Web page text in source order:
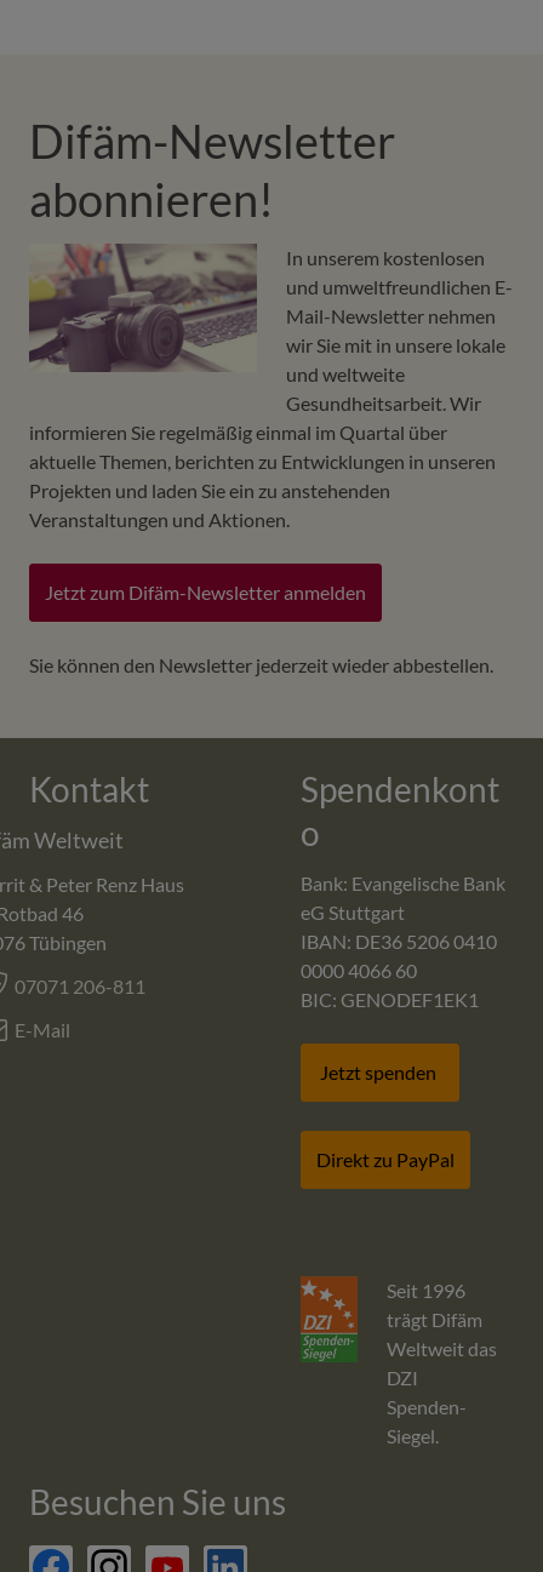
Difäm-Newsletter
abonnieren!
In unserem kostenlosen
und umweltfreundlichen E-
Mail-Newsletter nehmen
wir Sie mit in unsere lokale
und weltweite
Gesundheitsarbeit. Wir
informieren Sie regelmäßig einmal im Quartal über
aktuelle Themen, berichten zu Entwicklungen in unseren
Projekten und laden Sie ein zu anstehenden
Veranstaltungen und Aktionen.
Jetzt zum Difäm-Newsletter anmelden
Sie können den Newsletter jederzeit wieder abbestellen.
Kontakt
Weltweit
& Peter Renz Haus
46
Tübingen
07071 206-811
E-Mail
Spendenkont
o
Bank: Evangelische Bank
eG Stuttgart
IBAN: DE36 5206 0410
0000 4066 60
BIC: GENODEF1EK1
Jetzt spenden
Direkt zu PayPal
Seit 1996
trägt Difäm
Weltweit das
DZI
Spenden-
Siegel.
Besuchen Sie uns